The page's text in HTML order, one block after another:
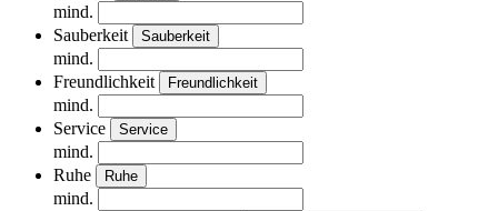
mind.
Sauberkeit
Sauberkeit
mind.
Freundlichkeit
Freundlichkeit
mind.
Service
Service
mind.
Ruhe
Ruhe
mind.